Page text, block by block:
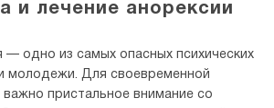
и лечение анорексии
— одно из самых опасных психических
молодежи. Для своевременной
важно пристальное внимание со